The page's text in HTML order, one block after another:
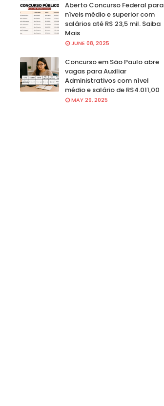
Aberto Concurso Federal para
níveis médio e superior com
salários até R$ 23,5 mil. Saiba
Mais
JUNE 08, 2025
Concurso em São Paulo abre
vagas para Auxiliar
Administrativos com nível
médio e salário de R$4.011,00
MAY 29, 2025